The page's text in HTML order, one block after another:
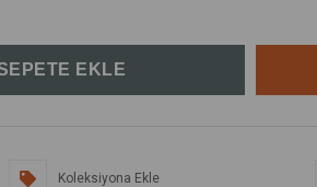
Koleksiyona Ekle